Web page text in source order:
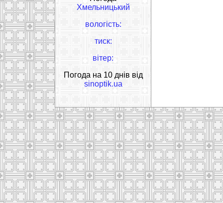
Хмельницький
вологість:
тиск:
вітер:
Погода на 10 днів від
sinoptik.ua